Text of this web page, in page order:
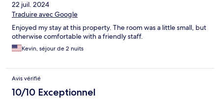
22 juil. 2024
Traduire avec Google
Enjoyed my stay at this property. The room was a little small, but
otherwise comfortable with a friendly staff.
Kevin, séjour de 2 nuits
Avis vérifié
10/10 Exceptionnel